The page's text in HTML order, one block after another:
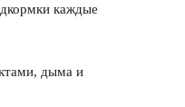
каждые
дыма и